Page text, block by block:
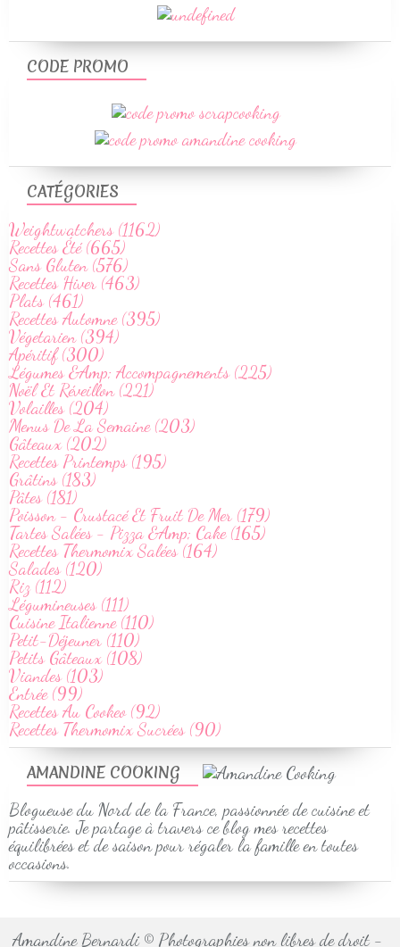
AMANDINE COOKING
Blogueuse du Nord de la France, passionnée de cuisine et
pâtisserie. Je partage à travers ce blog mes recettes
équilibrées et de saison pour régaler la famille en toutes
occasions.
CATÉGORIES
Weightwatchers (1162)
Recettes Été (665)
Sans Gluten (576)
Recettes Hiver (463)
Plats (461)
Recettes Automne (395)
Végetarien (394)
Apéritif (300)
Légumes &Amp; Accompagnements (225)
Noël Et Réveillon (221)
Volailles (204)
Menus De La Semaine (203)
Gâteaux (202)
Recettes Printemps (195)
Grâtins (183)
Pâtes (181)
Poisson - Crustacé Et Fruit De Mer (179)
Tartes Salées - Pizza &Amp; Cake (165)
Recettes Thermomix Salées (164)
Salades (120)
Riz (112)
Légumineuses (111)
Cuisine Italienne (110)
Petit-Déjeuner (110)
Petits Gâteaux (108)
Viandes (103)
Entrée (99)
Recettes Au Cookeo (92)
Recettes Thermomix Sucrées (90)
CODE PROMO
Amandine Bernardi © Photographies non libres de droit -